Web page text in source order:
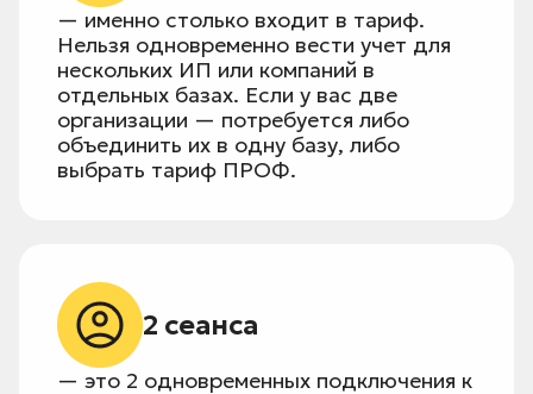
— именно столько входит в тариф.
Нельзя одновременно вести учет для
нескольких ИП или компаний в
отдельных базах. Если у вас две
организации — потребуется либо
объединить их в одну базу, либо
выбрать тариф ПРОФ.
2 сеанса
— это 2 одновременных подключения к